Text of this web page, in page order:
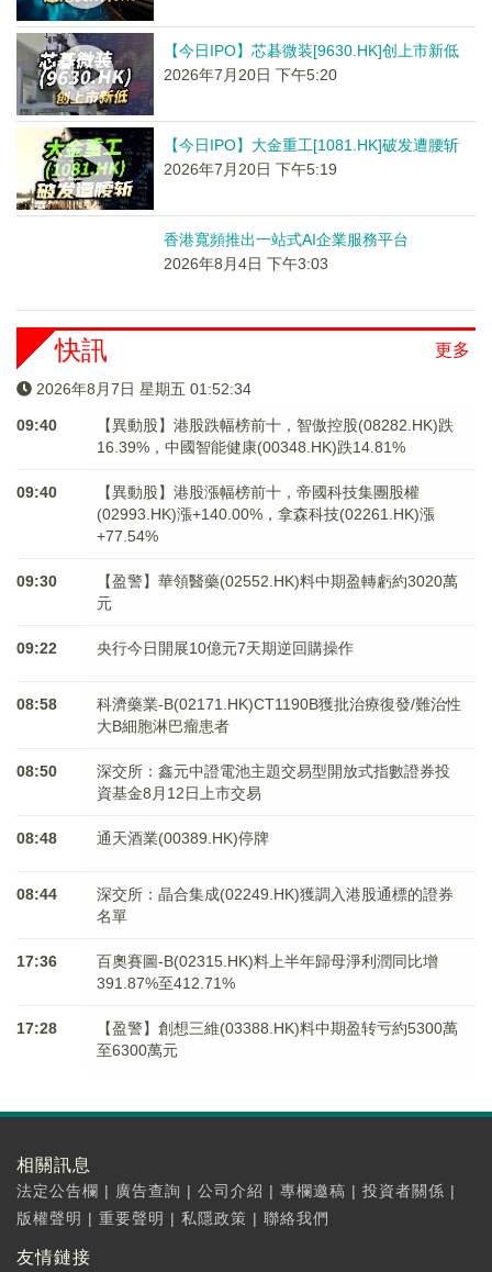
【今日IPO】芯碁微装[9630.HK]创上市新低
2026年7月20日 下午5:20
【今日IPO】大金重工[1081.HK]破发遭腰斩
2026年7月20日 下午5:19
香港寬頻推出一站式AI企業服務平台
2026年8月4日 下午3:03
更多
快訊
2026年8月7日 星期五 01:52:34
09:40
【異動股】港股跌幅榜前十，智傲控股(08282.HK)跌
16.39%，中國智能健康(00348.HK)跌14.81%
09:40
【異動股】港股漲幅榜前十，帝國科技集團股權
(02993.HK)漲+140.00%，拿森科技(02261.HK)漲
+77.54%
09:30
【盈警】華領醫藥(02552.HK)料中期盈轉虧約3020萬
元
09:22 央行今日開展10億元7天期逆回購操作
08:58
科濟藥業-B(02171.HK)CT1190B獲批治療復發/難治性
大B細胞淋巴瘤患者
08:50
深交所：鑫元中證電池主題交易型開放式指數證券投
資基金8月12日上市交易
08:48 通天酒業(00389.HK)停牌
08:44
深交所：晶合集成(02249.HK)獲調入港股通標的證券
名單
17:36
百奧賽圖-B(02315.HK)料上半年歸母淨利潤同比增
391.87%至412.71%
17:28
【盈警】創想三維(03388.HK)料中期盈转亏約5300萬
至6300萬元
相關訊息
法定公告欄 | 廣告查詢 | 公司介紹 | 專欄邀稿 | 投資者關係 |
版權聲明 | 重要聲明 | 私隱政策 | 聯絡我們
友情鏈接